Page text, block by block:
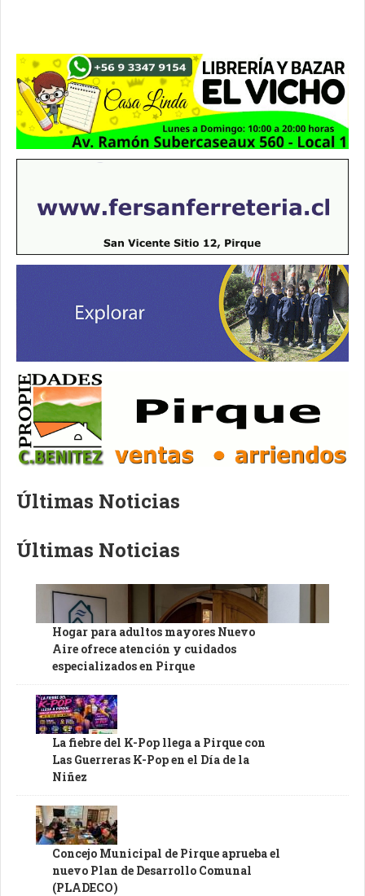
Últimas Noticias
Últimas Noticias
Hogar para adultos mayores Nuevo
Aire ofrece atención y cuidados
especializados en Pirque
La fiebre del K-Pop llega a Pirque con
Las Guerreras K-Pop en el Día de la
Niñez
Concejo Municipal de Pirque aprueba el
nuevo Plan de Desarrollo Comunal
(PLADECO)